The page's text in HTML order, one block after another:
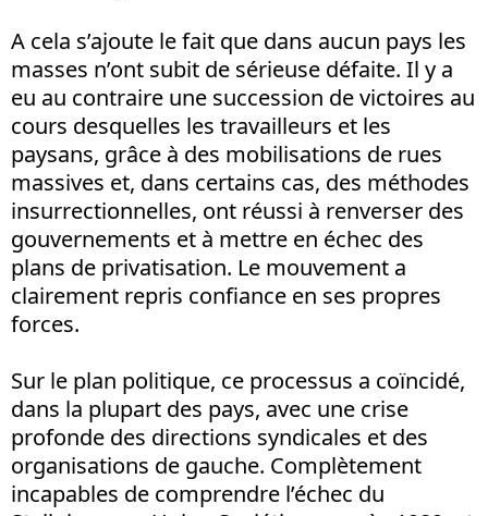
A cela s’ajoute le fait que dans aucun pays les
masses n’ont subit de sérieuse défaite. Il y a
eu au contraire une succession de victoires au
cours desquelles les travailleurs et les
paysans, grâce à des mobilisations de rues
massives et, dans certains cas, des méthodes
insurrectionnelles, ont réussi à renverser des
gouvernements et à mettre en échec des
plans de privatisation. Le mouvement a
clairement repris confiance en ses propres
forces.
Sur le plan politique, ce processus a coïncidé,
dans la plupart des pays, avec une crise
profonde des directions syndicales et des
organisations de gauche. Complètement
incapables de comprendre l’échec du